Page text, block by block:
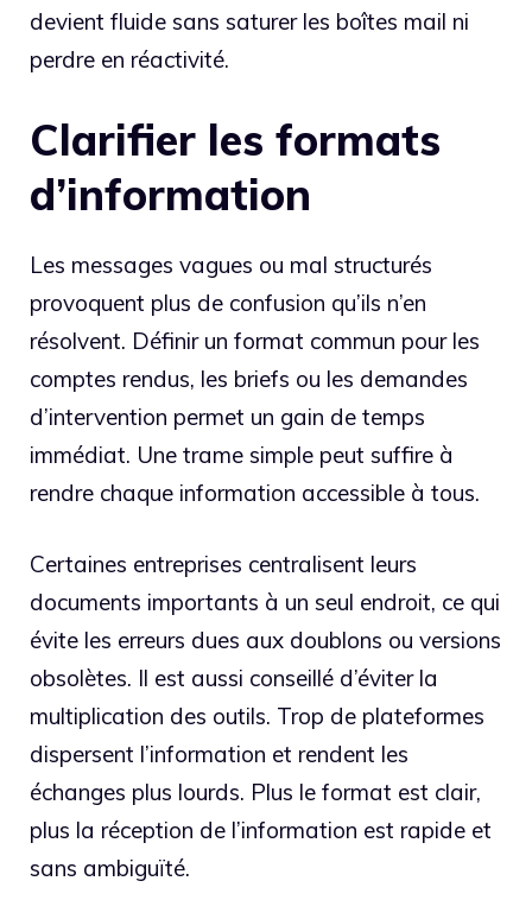
devient fluide sans saturer les boîtes mail ni
perdre en réactivité.
Clarifier les formats
d’information
Les messages vagues ou mal structurés
provoquent plus de confusion qu’ils n’en
résolvent. Définir un format commun pour les
comptes rendus, les briefs ou les demandes
d’intervention permet un gain de temps
immédiat. Une trame simple peut suffire à
rendre chaque information accessible à tous.
Certaines entreprises centralisent leurs
documents importants à un seul endroit, ce qui
évite les erreurs dues aux doublons ou versions
obsolètes. Il est aussi conseillé d’éviter la
multiplication des outils. Trop de plateformes
dispersent l’information et rendent les
échanges plus lourds. Plus le format est clair,
plus la réception de l’information est rapide et
sans ambiguïté.